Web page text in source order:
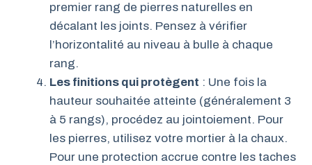
premier rang de pierres naturelles en
décalant les joints. Pensez à vérifier
l’horizontalité au niveau à bulle à chaque
rang.
Les finitions qui protègent : Une fois la
hauteur souhaitée atteinte (généralement 3
à 5 rangs), procédez au jointoiement. Pour
les pierres, utilisez votre mortier à la chaux.
Pour une protection accrue contre les taches